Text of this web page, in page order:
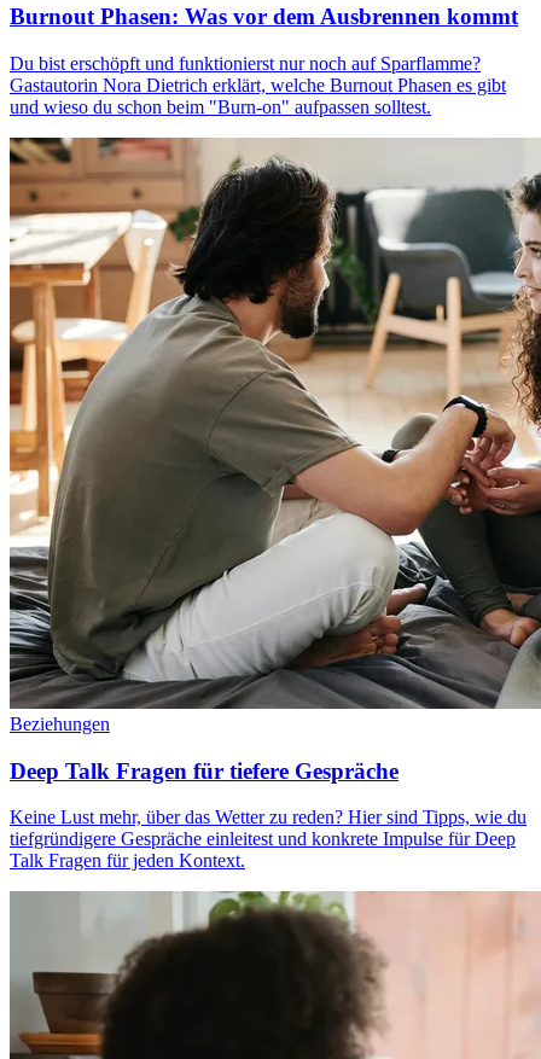
Burnout Phasen: Was vor dem Ausbrennen kommt
Du bist erschöpft und funktionierst nur noch auf Sparflamme?
Gastautorin Nora Dietrich erklärt, welche Burnout Phasen es gibt
und wieso du schon beim "Burn-on" aufpassen solltest.
Beziehungen
Deep Talk Fragen für tiefere Gespräche
Keine Lust mehr, über das Wetter zu reden? Hier sind Tipps, wie du
tiefgründigere Gespräche einleitest und konkrete Impulse für Deep
Talk Fragen für jeden Kontext.